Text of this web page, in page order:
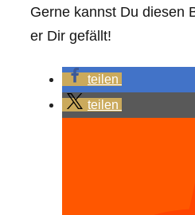
Gerne kannst Du diesen
er Dir gefällt!
teilen
teilen